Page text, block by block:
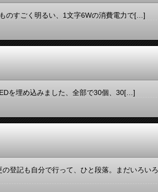
のすごく明るい、1文字6Wの消費電力で[…]
を埋め込みました、全部で30個、30[…]
登記も自分で行って、ひと段落。まだいろいろ